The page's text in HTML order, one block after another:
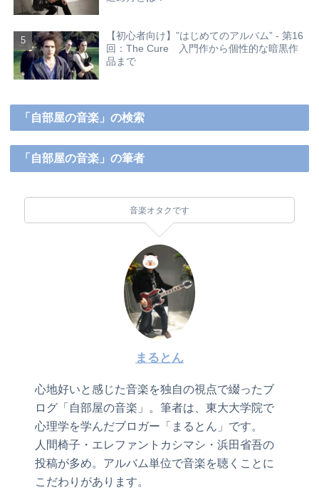
【初心者向け】”はじめてのアルバム” - 第16
回：The Cure 入門作から個性的な暗黒作
品まで
「自部屋の音楽」の検索
「自部屋の音楽」の筆者
音楽オタクです
まるとん
心地好いと感じた音楽を独自の視点で綴ったブ
ログ「自部屋の音楽」。筆者は、東大大学院で
心理学を学んだブロガー「まるとん」です。
人間椅子・エレファントカシマシ・浜田省吾の
投稿が多め。アルバム単位で音楽を聴くことに
こだわりがあります。